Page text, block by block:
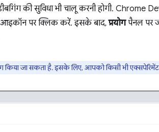
की सुविधा भी चालू करनी होगी. Chrome
पर क्लिक करें. इसके बाद,प्रयोगपैनल पर
जा सकता है. इसके लिए, आपको किसी भी